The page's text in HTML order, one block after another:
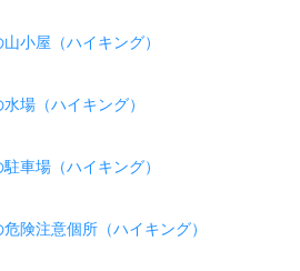
小屋（ハイキング）
場（ハイキング）
車場（ハイキング）
険注意個所（ハイキング）